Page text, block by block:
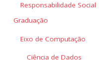
Responsabilidade Social
Graduação
Eixo de Computação
Ciência de Dados